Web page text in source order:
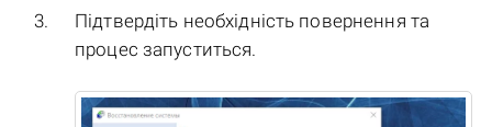
Підтвердіть необхідність повернення та
процес запуститься.